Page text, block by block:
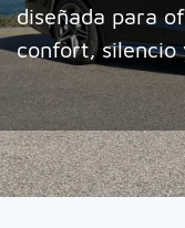
diseñada para
confort, silencio